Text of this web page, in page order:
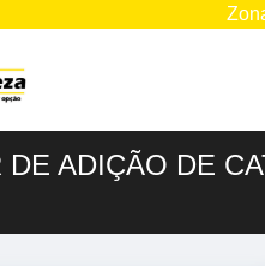
DE ADIÇÃO DE